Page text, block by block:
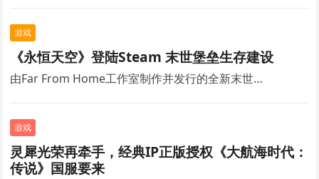
游戏
《永恒天空》登陆Steam 末世堡垒生存建设
由Far From Home工作室制作并发行的全新末世…
游戏
灵犀光荣再牵手，经典IP正版授权《大航海时代：
传说》国服要来